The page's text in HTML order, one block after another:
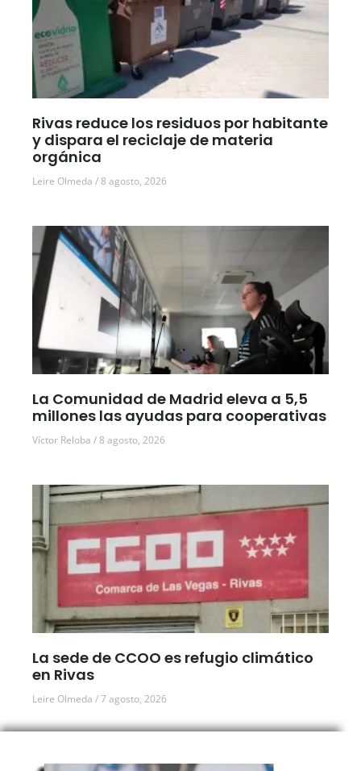
Rivas reduce los residuos por habitante
y dispara el reciclaje de materia
orgánica
Leire Olmeda 8 agosto, 2026
La Comunidad de Madrid eleva a 5,5
millones las ayudas para cooperativas
Víctor Reloba 8 agosto, 2026
La sede de CCOO es refugio climático
en Rivas
Leire Olmeda 7 agosto, 2026